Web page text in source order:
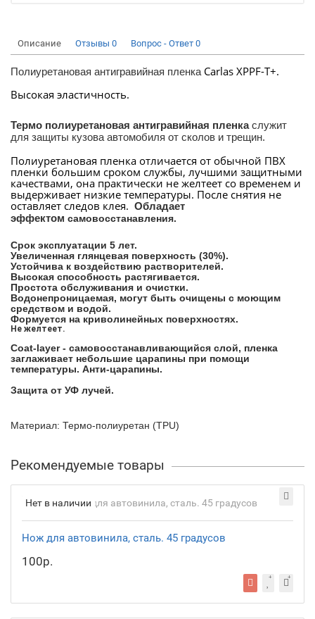
Описание Отзывы 0 Вопрос - Ответ 0
Полиуретановая антигравийная пленкаCarlas XPPF-T+.
Высокая эластичность.
Термо полиуретановая антигравийная пленкаслужит
для защиты кузова автомобиля от сколов и трещин.
Полиуретановая пленка отличается от обычной ПВХ
пленки большим сроком службы, лучшими защитными
качествами, она практически не желтеет со временем и
выдерживает низкие температуры. После снятия не
оставляет следов клея. Обладает
эффектом самовосстанавления.
Срок эксплуатации 5 лет.
Увеличенная глянцевая поверхность (30%).
Устойчива к воздействию растворителей.
Высокая способность растягивается.
Простота обслуживания и очистки.
Водонепроницаемая, могут быть очищены с моющим
средством и водой.
Формуется на криволинейных поверхностях.
Не желтеет.
Coat-layer - самовосстанавливающийся слой, пленка
заглаживает небольшие царапины при помощи
температуры. Анти-царапины.
Защита от УФ лучей.
Материал: Термо-полиуретан (TPU)
Рекомендуемые товары
Нет в наличии
Нож для автовинила, сталь. 45 градусов
100р.